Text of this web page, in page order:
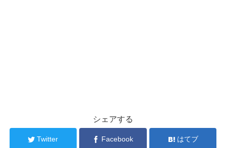
シェアする
Twitter Facebook はてブ